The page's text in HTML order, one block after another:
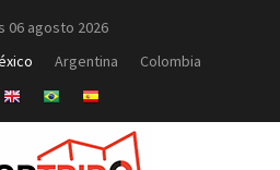
06 agosto 2026
Argentina Colombia